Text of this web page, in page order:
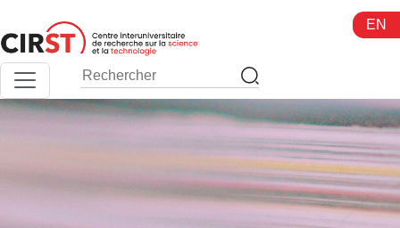
au
contenu
EN